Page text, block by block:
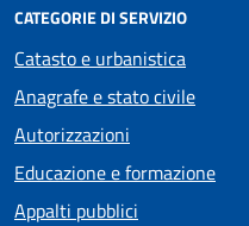
CATEGORIE DI SERVIZIO
Catasto e urbanistica
Anagrafe e stato civile
Autorizzazioni
Educazione e formazione
Appalti pubblici